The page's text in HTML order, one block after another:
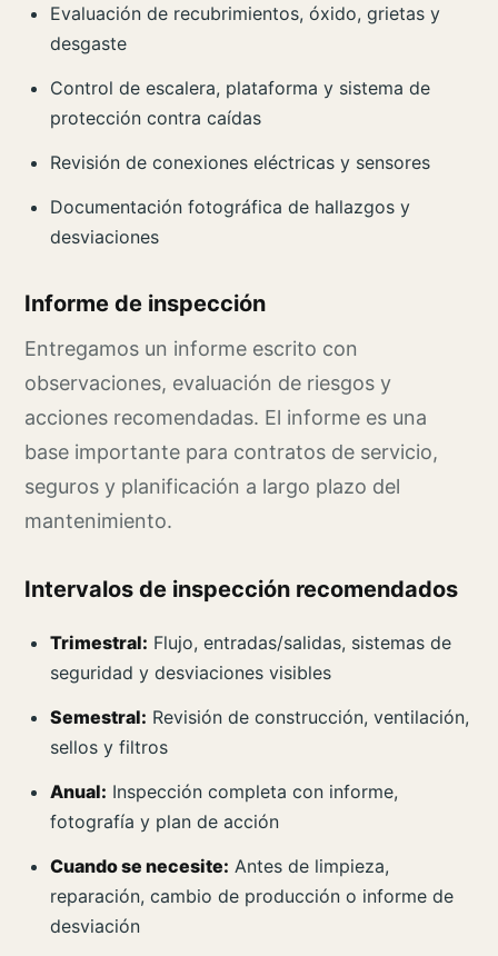
Evaluación de recubrimientos, óxido, grietas y
desgaste
Control de escalera, plataforma y sistema de
protección contra caídas
Revisión de conexiones eléctricas y sensores
Documentación fotográfica de hallazgos y
desviaciones
Informe de inspección
Entregamos un informe escrito con
observaciones, evaluación de riesgos y
acciones recomendadas. El informe es una
base importante para contratos de servicio,
seguros y planificación a largo plazo del
mantenimiento.
Intervalos de inspección recomendados
Trimestral: Flujo, entradas/salidas, sistemas de
seguridad y desviaciones visibles
Semestral: Revisión de construcción, ventilación,
sellos y filtros
Anual: Inspección completa con informe,
fotografía y plan de acción
Cuando se necesite: Antes de limpieza,
reparación, cambio de producción o informe de
desviación